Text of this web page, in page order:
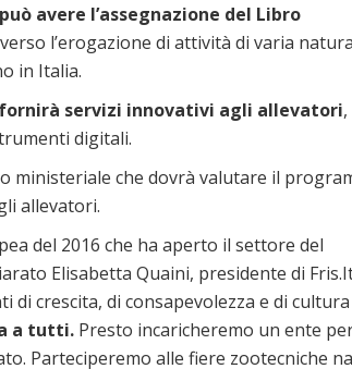
avere l’assegnazione del Libro
l’erogazione di attività di varia
in Italia.
servizi innovativi agli allevatori,
digitali.
ministeriale che dovrà valutare il
allevatori.
del 2016 che ha aperto il settore del
Elisabetta Quaini, presidente di
crescita, di consapevolezza e di
a tutti. Presto incaricheremo un ente
Parteciperemo alle fiere zootecniche